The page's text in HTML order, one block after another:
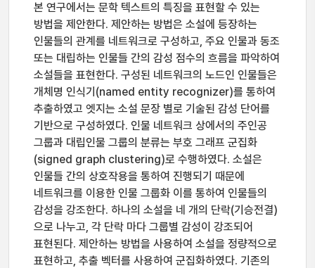
본 연구에서는 문학 텍스트의 특징을 표현할 수 있는
방법을 제안한다. 제안하는 방법은 소설에 등장하는
인물들의 관계를 네트워크로 구성하고, 주요 인물과 동조
또는 대립하는 인물들 간의 감성 점수의 흐름을 파악하여
소설들을 표현한다. 구성된 네트워크의 노드인 인물들은
개체명 인식기(named entity recognizer)를 통하여
추출하였고 엣지는 소설 문장 별로 기술된 감성 단어를
기반으로 구성하였다. 인물 네트워크 상에서의 주인공
그룹과 대립인물 그룹의 분류는 부호 그래프 군집화
(signed graph clustering)로 수행하였다. 소설은
인물들 간의 상호작용을 통하여 진행되기 때문에
네트워크를 이용한 인물 그룹화 이를 통하여 인물들의
감성을 강조한다. 하나의 소설을 네 개의 단락(기승전결)
으로 나누고, 각 단락 마다 그룹별 감성이 강조되어
표현된다. 제안하는 방법을 사용하여 소설을 정량적으로
표현하고, 추출 벡터를 사용하여 군집화하였다. 기존의